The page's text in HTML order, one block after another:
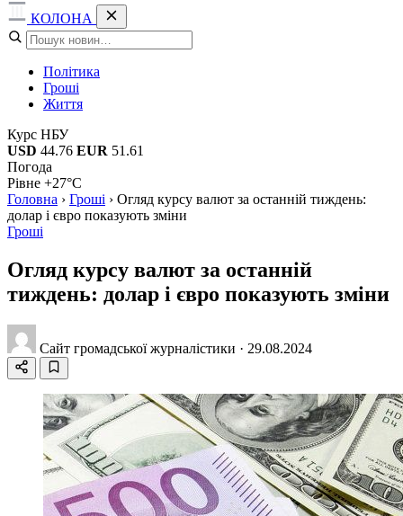
КОЛОНА
Політика
Гроші
Життя
Курс НБУ
USD 44.76 EUR 51.61
Погода
Рівне +27°C
Головна › Гроші › Огляд курсу валют за останній тиждень:
долар і євро показують зміни
Гроші
Огляд курсу валют за останній
тиждень: долар і євро показують зміни
Сайт громадської журналістики · 29.08.2024